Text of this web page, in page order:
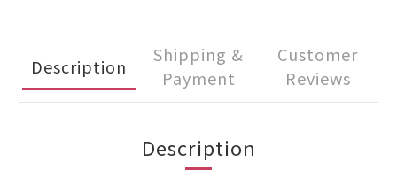
Description
Shipping &
Payment
Customer
Reviews
Description